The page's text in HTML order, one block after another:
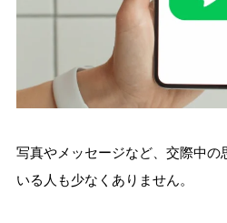
写真やメッセージなど、交際中の
いる人も少なくありません。